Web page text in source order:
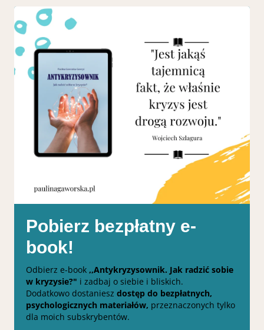
Pobierz bezpłatny e-
book!
Odbierz e-book ,,Antykryzysownik. Jak radzić sobie
w kryzysie?" i zadbaj o siebie i bliskich.
Dodatkowo dostaniesz dostęp do bezpłatnych,
psychologicznych materiałów, przeznaczonych tylko
dla moich subskrybentów.